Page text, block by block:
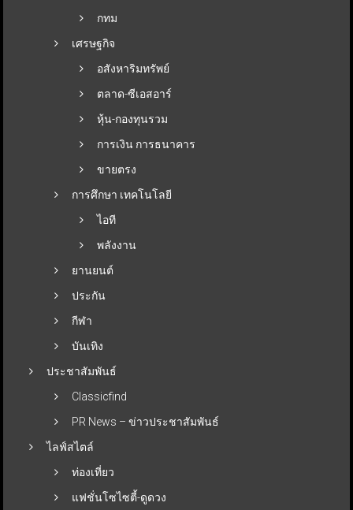
กทม
เศรษฐกิจ
อสังหาริมทรัพย์
ตลาด-ซีเอสอาร์
หุ้น-กองทุนรวม
การเงิน การธนาคาร
ขายตรง
การศึกษา เทคโนโลยี
ไอที
พลังงาน
ยานยนต์
ประกัน
กีฬา
บันเทิง
ประชาสัมพันธ์
Classicfind
PR News – ข่าวประชาสัมพันธ์
ไลฟ์สไตล์
ท่องเที่ยว
แฟชั่นโซไซตี้-ดูดวง